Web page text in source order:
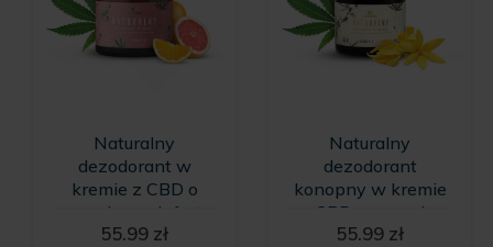
Naturalny
dezodorant w
kremie z CBD o
zapachu grejpfruta
i pomarańczy
55.99 zł
Naturalny
dezodorant
konopny w kremie
z CBD o zapachu
wanilii i kwiatów
55.99 zł